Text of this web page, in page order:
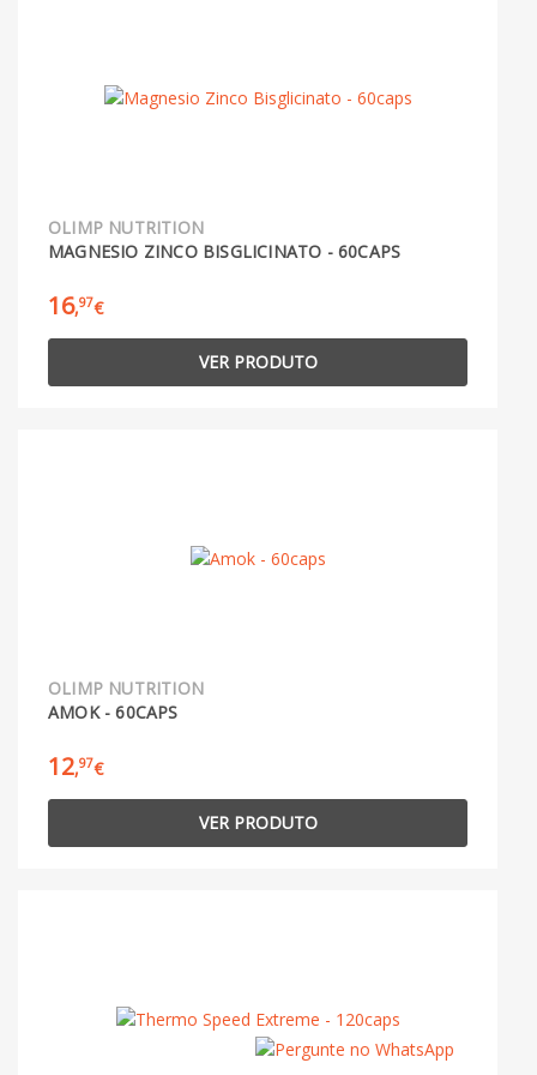
OLIMP NUTRITION
MAGNESIO ZINCO BISGLICINATO - 60CAPS
16,97€
VER PRODUTO
OLIMP NUTRITION
AMOK - 60CAPS
12,97€
VER PRODUTO